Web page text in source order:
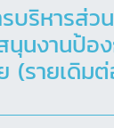
บริหารส่ว
นงานป้อ
ายเดิมต่อ